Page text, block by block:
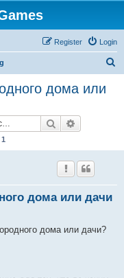
Login
Register
дома или
Search
1
дома или дачи
дома или дачи?